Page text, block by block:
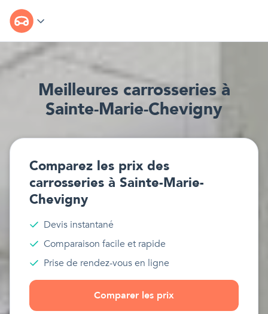
Meilleures carrosseriesà
Sainte-Marie-Chevigny
Comparez les prix des
carrosseries à Sainte-Marie-
Chevigny
Devis instantané
Comparaison facile et rapide
Prise de rendez-vous en ligne
Comparer les prix